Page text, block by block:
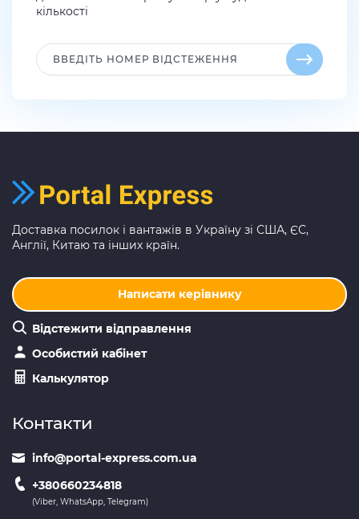
кількості
Доставка посилок і вантажів в Україну зі США, ЄС,
Англії, Китаю та інших країн.
Написати керівнику
Відстежити відправлення
Особистий кабінет
Калькулятор
Контакти
info@portal-express.com.ua
+380660234818
(Viber, WhatsApp, Telegram)